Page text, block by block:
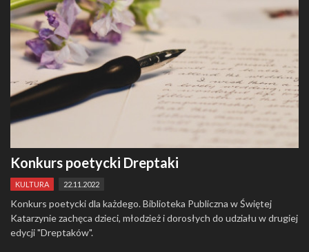
Konkurs poetycki Dreptaki
KULTURA 22.11.2022
Konkurs poetycki dla każdego. Biblioteka Publiczna w Świętej
Katarzynie zachęca dzieci, młodzież i dorosłych do udziału w drugiej
edycji "Dreptaków".